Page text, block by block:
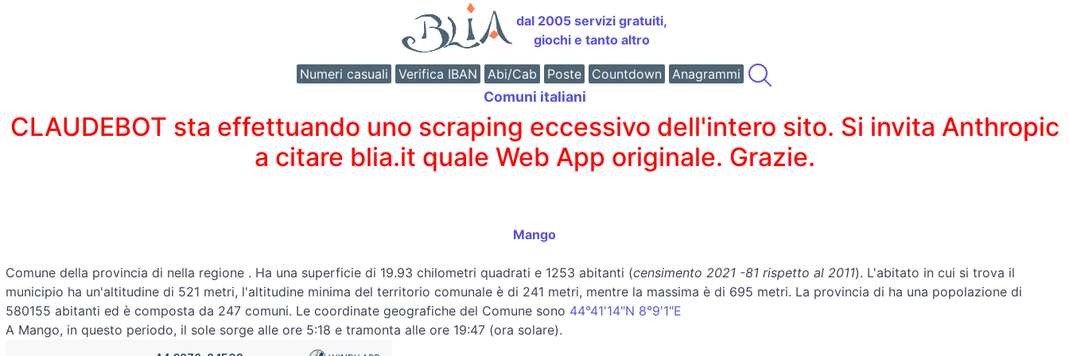
dal 2005 servizi gratuiti,
giochi e tanto altro
Numeri casuali Verifica IBAN Abi/Cab Poste Countdown Anagrammi
Comuni italiani
CLAUDEBOT sta effettuando uno scraping eccessivo dell'intero sito. Si invita Anthropic
a citare blia.it quale Web App originale. Grazie.
Mango
Comune della provincia di nella regione . Ha una superficie di 19.93 chilometri quadrati e 1253 abitanti (censimento 2021 -81 rispetto al 2011). L'abitato in cui si trova il
municipio ha un'altitudine di 521 metri, l'altitudine minima del territorio comunale è di 241 metri, mentre la massima è di 695 metri. La provincia di ha una popolazione di
580155 abitanti ed è composta da 247 comuni. Le coordinate geografiche del Comune sono 44°41'14"N 8°9'1"E
A Mango, in questo periodo, il sole sorge alle ore 5:18 e tramonta alle ore 19:47 (ora solare).